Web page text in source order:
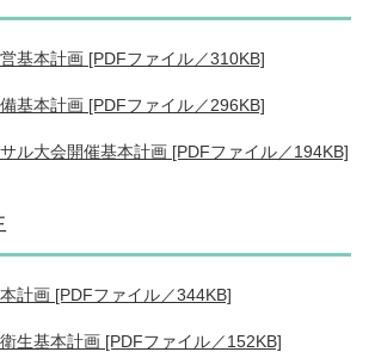
基本計画 [PDFファイル／310KB]
基本計画 [PDFファイル／296KB]
ル大会開催基本計画 [PDFファイル／194KB]
計画 [PDFファイル／344KB]
生基本計画 [PDFファイル／152KB]